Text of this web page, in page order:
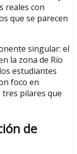
reales con
que se parecen
singular: el
la zona de Río
estudiantes
foco en
pilares que
de